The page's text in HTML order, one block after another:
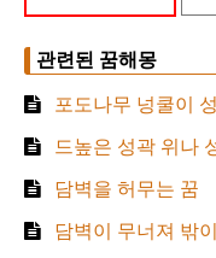
관련된 꿈해몽
포도나무 넝쿨이
드높은 성곽 위나
담벽을 허무는 꿈
담벽이 무너져 밖